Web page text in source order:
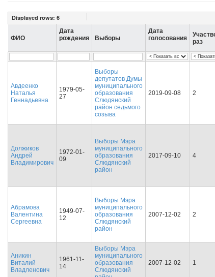
Displayed rows: 6
ФИО
Дата
рождения
Выборы
Дата
голосования
раз
Авдеенко
Наталья
Геннадьевна
1979-05-
27
Выборы
депутатов Думы
муниципального
образования
Слюдянский
район седьмого
созыва
2019-09-08 2
Должиков
Андрей
Владимирович
1972-01-
09
Выборы Мэра
муниципального
образования
Слюдянский
район
2017-09-10 4
Абрамова
Валентина
Сергеевна
1949-07-
12
Выборы Мэра
муниципального
образования
Слюдянский
район
2007-12-02 2
Аникин
Виталий
Владленович
1961-11-
14
Выборы Мэра
муниципального
образования
Слюдянский
2007-12-02 1